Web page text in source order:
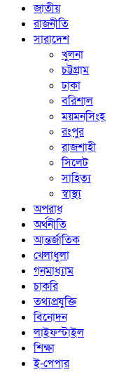
জাতীয়
রাজনীতি
সারাদেশ
খুলনা
চট্টগ্রাম
ঢাকা
বরিশাল
ময়মনসিংহ
রংপুর
রাজশাহী
সিলেট
সাহিত্য
স্বাস্থ্য
অপরাধ
অর্থনীতি
আন্তর্জাতিক
খেলাধুলা
গনমাধ্যাম
চাকরি
তথ্যপ্রযুক্তি
বিনোদন
লাইফস্টাইল
শিক্ষা
ই-পেপার